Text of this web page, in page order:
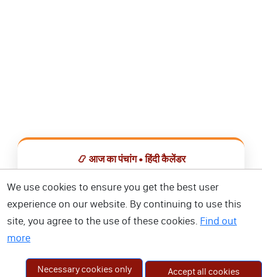
📿 आज का पंचांग • हिंदी कैलेंडर
📅 हिंदी कैलेंडर ऐप डाउनलोड करें
We use cookies to ensure you get the best user
experience on our website. By continuing to use this
site, you agree to the use of these cookies. Find out
more
Necessary cookies only Accept all cookies